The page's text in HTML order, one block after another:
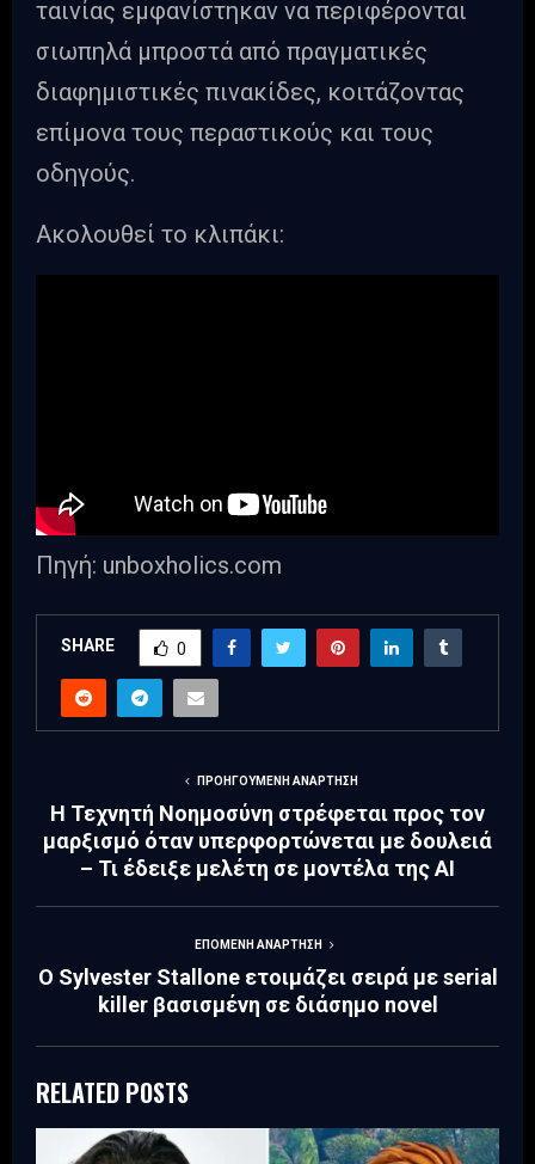
ταινίας εμφανίστηκαν να περιφέρονται
σιωπηλά μπροστά από πραγματικές
διαφημιστικές πινακίδες, κοιτάζοντας
επίμονα τους περαστικούς και τους
οδηγούς.
Ακολουθεί το κλιπάκι:
Πηγή: unboxholics.com
SHARE 0
ΠΡΟΗΓΟΎΜΕΝΗ ΑΝΆΡΤΗΣΗ
Η Τεχνητή Νοημοσύνη στρέφεται προς τον
μαρξισμό όταν υπερφορτώνεται με δουλειά
– Τι έδειξε μελέτη σε μοντέλα της ΑΙ
ΕΠΌΜΕΝΗ ΑΝΆΡΤΗΣΗ
Ο Sylvester Stallone ετοιμάζει σειρά με serial
killer βασισμένη σε διάσημο novel
RELATED POSTS